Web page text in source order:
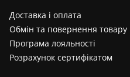
Доставка і оплата
Обмін та повернення товару
Програма лояльності
Розрахунок сертифікатом